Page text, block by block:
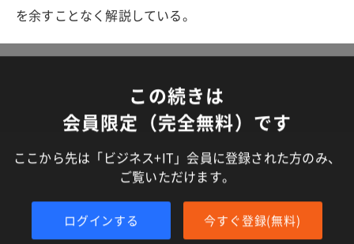
を余すことなく解説している。
この続きは
会員限定（完全無料）です
ここから先は「ビジネス+IT」会員に登録された方のみ、
ご覧いただけます。
ログインする 今すぐ登録(無料)